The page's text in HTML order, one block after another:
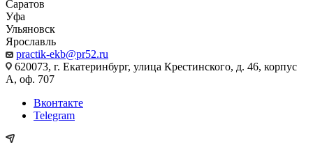
Саратов
Уфа
Ульяновск
Ярославль
practik-ekb@pr52.ru
620073, г. Екатеринбург, улица Крестинского, д. 46, корпус
А, оф. 707
Вконтакте
Telegram